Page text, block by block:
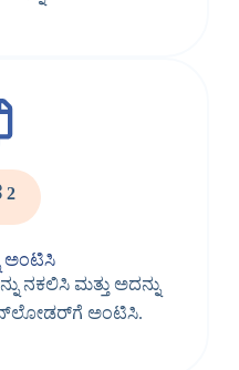
2
ಅಂಟಿಸಿ
ನಕಲಿಸಿ ಮತ್ತು ಅದನ್ನು
ಅಂಟಿಸಿ.